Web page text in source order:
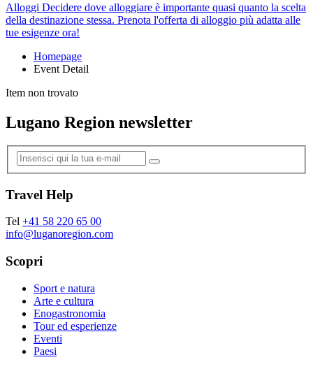
Alloggi Decidere dove alloggiare è importante quasi quanto la scelta
della destinazione stessa. Prenota l'offerta di alloggio più adatta alle
tue esigenze ora!
Homepage
Event Detail
Item non trovato
Lugano Region newsletter
Travel Help
Tel +41 58 220 65 00
info@luganoregion.com
Scopri
Sport e natura
Arte e cultura
Enogastronomia
Tour ed esperienze
Eventi
Paesi